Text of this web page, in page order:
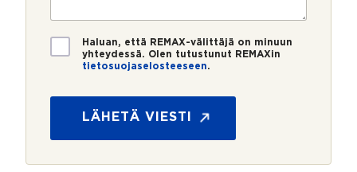
o
*
i
*
T
i
o
Haluan, että REMAX-välittäjä on minuun
yhteydessä. Olen tutustunut REMAXin
tietosuojaselosteeseen.
LÄHETÄ VIESTI